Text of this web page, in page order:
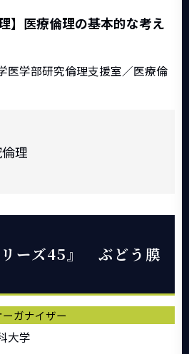
】医療倫理の基本的な考え
医学部研究倫理支援室／医療倫
理
リーズ45』 ぶどう膜
ーガナイザー
大学